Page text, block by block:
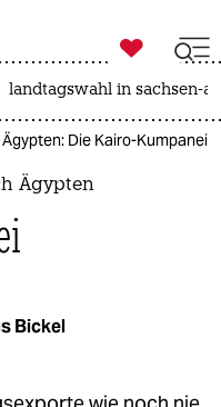

taz zahl ich
landtagswahl in sachsen-
Die Kairo-Kumpanei
Ägypten
Bickel